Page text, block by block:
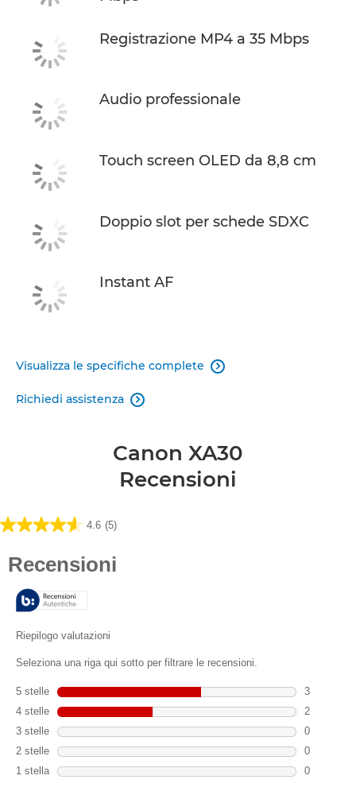
Registrazione MP4 a 35 Mbps
Audio professionale
Touch screen OLED da 8,8 cm
Doppio slot per schede SDXC
Instant AF
Visualizza le specifiche complete 
Richiedi assistenza 
Canon XA30
Recensioni
4.6 (5)
4.6
recensioni